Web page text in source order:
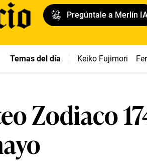
Pregúntale a Merlín IA
Temas del día Keiko Fujimori
Zodiaco